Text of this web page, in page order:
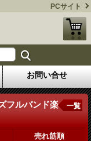
PCサイト
お問い合せ
フルバンド楽
一覧
売れ筋順